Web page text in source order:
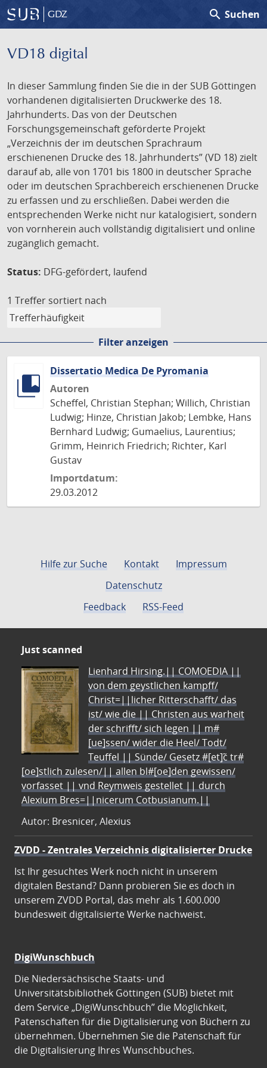
GDZ search Suchen
VD18 digital
In dieser Sammlung finden Sie die in der SUB Göttingen
vorhandenen digitalisierten Druckwerke des 18.
Jahrhunderts. Das von der Deutschen
Forschungsgemeinschaft geförderte Projekt
„Verzeichnis der im deutschen Sprachraum
erschienenen Drucke des 18. Jahrhunderts” (VD 18) zielt
darauf ab, alle von 1701 bis 1800 in deutscher Sprache
oder im deutschen Sprachbereich erschienenen Drucke
zu erfassen und zu erschließen. Dabei werden die
entsprechenden Werke nicht nur katalogisiert, sondern
von vornherein auch vollständig digitalisiert und online
zugänglich gemacht.
Status: DFG-gefördert, laufend
1 Treffer sortiert nach
Filter anzeigen
Dissertatio Medica De Pyromania
Autoren
Scheffel, Christian Stephan; Willich, Christian
Ludwig; Hinze, Christian Jakob; Lembke, Hans
Bernhard Ludwig; Gumaelius, Laurentius;
Grimm, Heinrich Friedrich; Richter, Karl
Gustav
Importdatum:
29.03.2012
Hilfe zur Suche Kontakt
Impressum
Datenschutz
Feedback
RSS-Feed
Just scanned
Lienhard Hirsing.|| COMOEDIA ||
von dem geystlichen kampff/
Christ=||licher Ritterschafft/ das
ist/ wie die || Christen aus warheit
der schrifft/ sich legen || m#
[ue]ssen/ wider die Heel/ Todt/
Teuffel || Sünde/ Gesetz #[et]c̃ tr#
[oe]stlich zulesen/|| allen bl#[oe]den gewissen/
vorfasset || vnd Reymweis gestellet || durch
Alexium Bres=||nicerum Cotbusianum.||
Autor: Bresnicer, Alexius
ZVDD - Zentrales Verzeichnis digitalisierter Drucke
Ist Ihr gesuchtes Werk noch nicht in unserem
digitalen Bestand? Dann probieren Sie es doch in
unserem ZVDD Portal, das mehr als 1.600.000
bundesweit digitalisierte Werke nachweist.
DigiWunschbuch
Die Niedersächsische Staats- und
Universitätsbibliothek Göttingen (SUB) bietet mit
dem Service „DigiWunschbuch” die Möglichkeit,
Patenschaften für die Digitalisierung von Büchern zu
übernehmen. Übernehmen Sie die Patenschaft für
die Digitalisierung Ihres Wunschbuches.